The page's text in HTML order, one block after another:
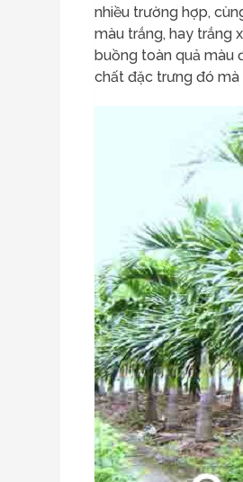
nhiều trường hợp,
màu trắng, hay trắng
buồng toàn quả màu
chất đặc trưng đó mà